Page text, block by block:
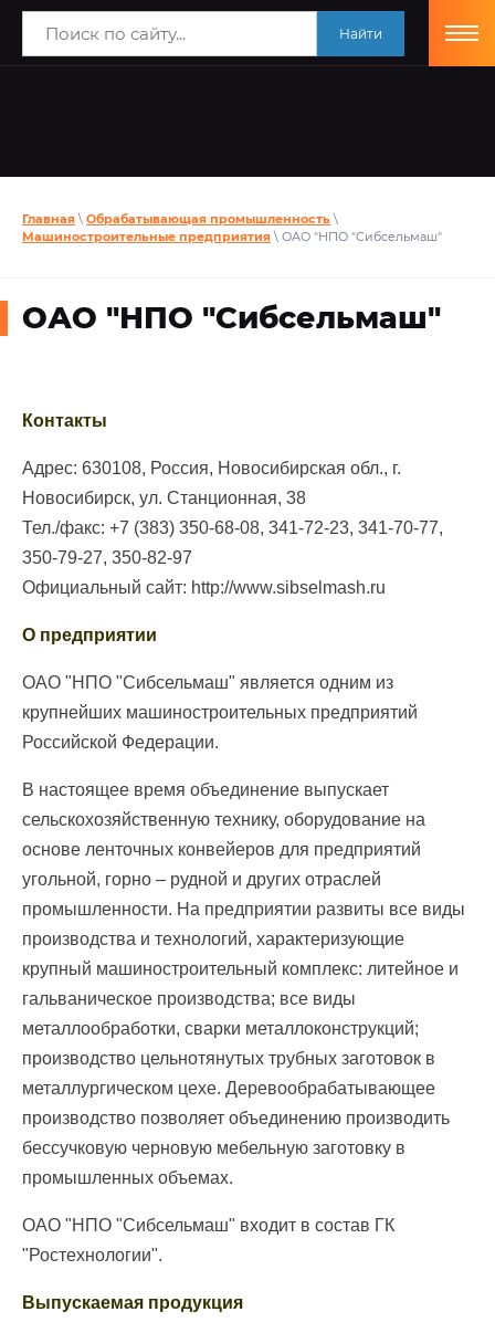
Найти
Главная \ Обрабатывающая промышленность \
Машиностроительные предприятия \ ОАО "НПО "Сибсельмаш"
ОАО "НПО "Сибсельмаш"
Контакты
Адрес: 630108, Россия, Новосибирская обл., г.
Новосибирск, ул. Станционная, 38
Тел./факс: +7 (383) 350-68-08, 341-72-23, 341-70-77,
350-79-27, 350-82-97
Официальный сайт: http://www.sibselmash.ru
О предприятии
ОАО "НПО "Сибсельмаш" является одним из
крупнейших машиностроительных предприятий
Российской Федерации.
В настоящее время объединение выпускает
сельскохозяйственную технику, оборудование на
основе ленточных конвейеров для предприятий
угольной, горно – рудной и других отраслей
промышленности. На предприятии развиты все виды
производства и технологий, характеризующие
крупный машиностроительный комплекс: литейное и
гальваническое производства; все виды
металлообработки, сварки металлоконструкций;
производство цельнотянутых трубных заготовок в
металлургическом цехе. Деревообрабатывающее
производство позволяет объединению производить
бессучковую черновую мебельную заготовку в
промышленных объемах.
ОАО "НПО "Сибсельмаш" входит в состав ГК
"Ростехнологии".
Выпускаемая продукция